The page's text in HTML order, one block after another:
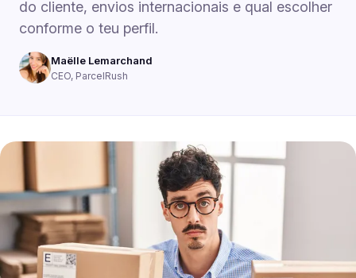
do cliente, envios internacionais e qual escolher
conforme o teu perfil.
Maëlle Lemarchand
CEO, ParcelRush